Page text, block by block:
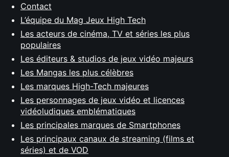
Contact
L’équipe du Mag Jeux High Tech
Les acteurs de cinéma, TV et séries les plus
populaires
Les éditeurs & studios de jeux vidéo majeurs
Les Mangas les plus célèbres
Les marques High-Tech majeures
Les personnages de jeux vidéo et licences
vidéoludiques emblématiques
Les principales marques de Smartphones
Les principaux canaux de streaming (films et
séries) et de VOD